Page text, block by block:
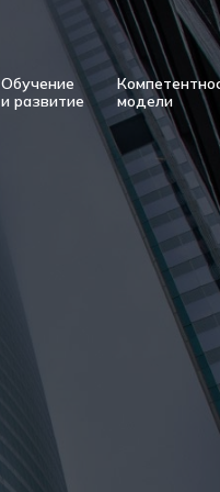
Обучение
и развитие
модели